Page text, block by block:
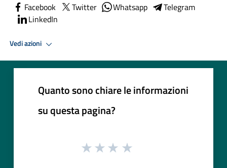
Facebook Twitter Whatsapp
Telegram
LinkedIn
Vedi azioni
Quanto sono chiare le informazioni
su questa pagina?